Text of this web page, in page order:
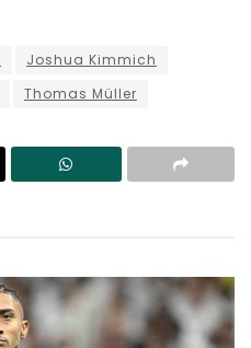
Joshua Kimmich
Thomas Müller